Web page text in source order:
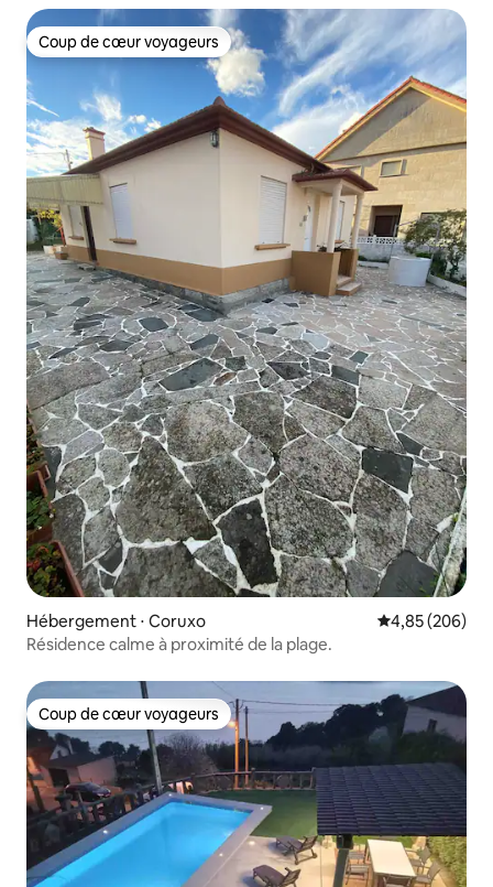
Coup de cœur voyageurs
Coup de cœur voyageurs
Hébergement ⋅ Coruxo Évaluation
4,85 (206)
Résidence calme à proximité de la plage.
Coup de cœur voyageurs
Coup de cœur voyageurs